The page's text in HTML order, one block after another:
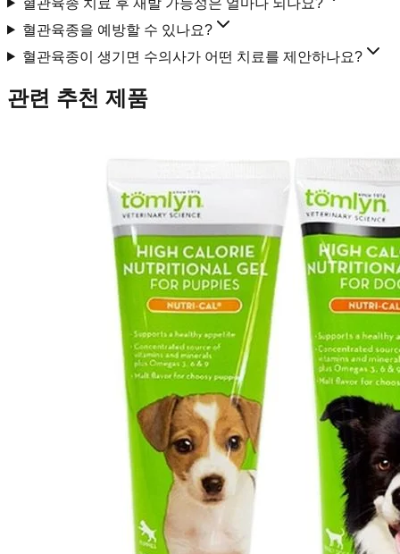
혈관육종을 예방할 수 있나요?
혈관육종이 생기면 수의사가 어떤 치료를 제안하나요?
관련 추천 제품